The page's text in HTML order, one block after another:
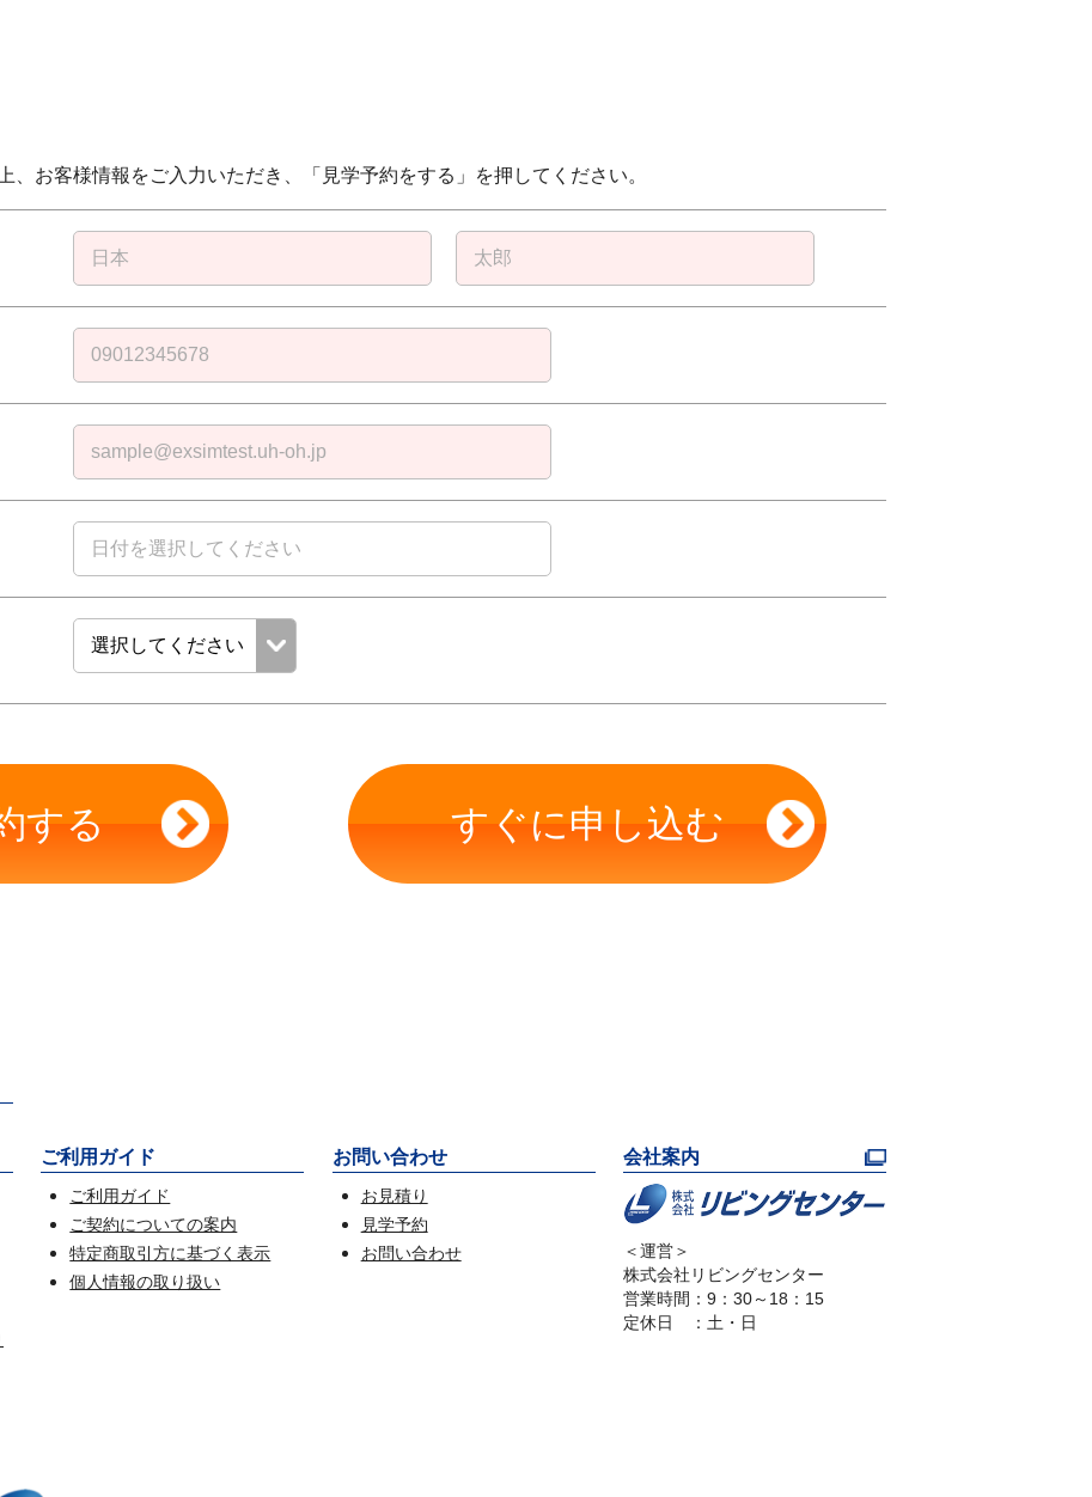
、お客様情報をご入力いただき、「見学予約をする」を押してください。
する すぐに申し込む
ご利用ガイド
ご利用ガイド
ご契約についての案内
特定商取引方に基づく表示
個人情報の取り扱い
お問い合わせ
お見積り
見学予約
お問い合わせ
会社案内
＜運営＞
株式会社リビングセンター
営業時間：9：30～18：15
定休日 ：土・日